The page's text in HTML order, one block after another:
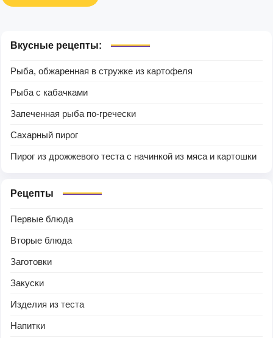
Вкусные рецепты:
Рыба, обжаренная в стружке из картофеля
Рыба с кабачками
Запеченная рыба по-гречески
Сахарный пирог
Пирог из дрожжевого теста с начинкой из мяса и картошки
Рецепты
Первые блюда
Вторые блюда
Заготовки
Закуски
Изделия из теста
Напитки